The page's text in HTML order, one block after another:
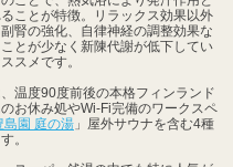
ことが特徴。リラックス効果以外
腎の強化、自律神経の調整効果な
とが少なく新陳代謝が低下してい
スメです。
、温度90度前後の本格フィンランド
お休み処やWi-Fi完備のワークスペ
島園 庭の湯 」屋外サウナを含む4種
。